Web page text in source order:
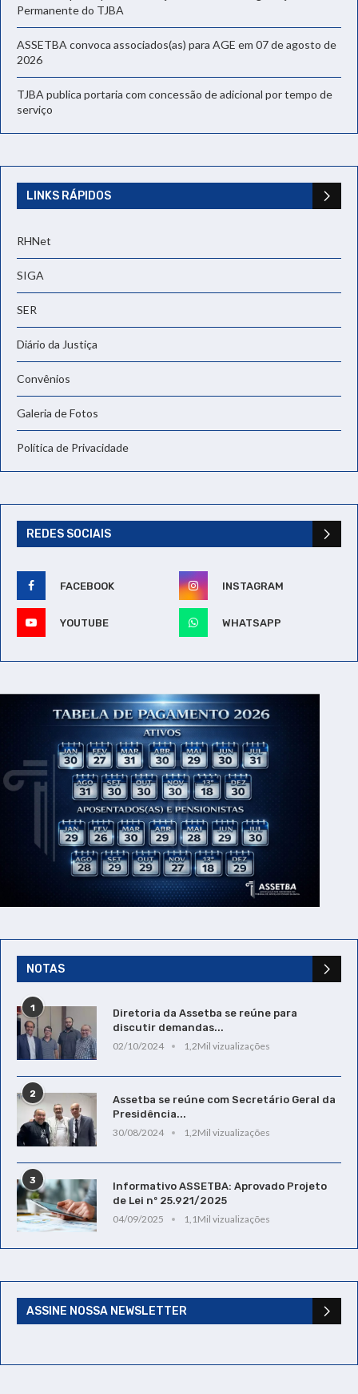
Permanente do TJBA
ASSETBA convoca associados(as) para AGE em 07 de agosto de
2026
TJBA publica portaria com concessão de adicional por tempo de
serviço
LINKS RÁPIDOS
RHNet
SIGA
SER
Diário da Justiça
Convênios
Galeria de Fotos
Política de Privacidade
REDES SOCIAIS
FACEBOOK INSTAGRAM
YOUTUBE WHATSAPP
NOTAS
1
Diretoria da Assetba se reúne para
discutir demandas...
02/10/2024
1,2Mil vizualizações
2
Assetba se reúne com Secretário Geral da
Presidência...
30/08/2024
1,2Mil vizualizações
3
Informativo ASSETBA: Aprovado Projeto
de Lei nº 25.921/2025
04/09/2025
1,1Mil vizualizações
ASSINE NOSSA NEWSLETTER